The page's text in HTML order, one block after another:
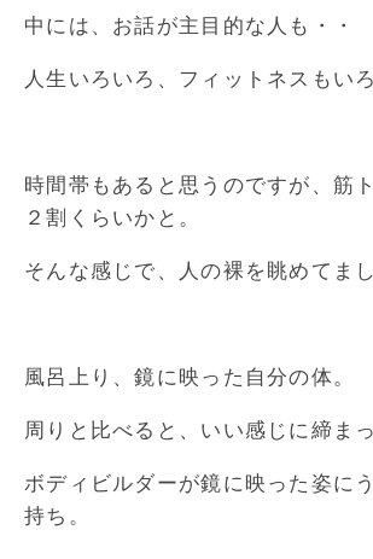
中には、お話が主目的な人も・・
人生いろいろ、フィットネスもい
時間帯もあると思うのですが、筋
２割くらいかと。
そんな感じで、人の裸を眺めてまし
風呂上り、鏡に映った自分の体。
周りと比べると、いい感じに締ま
ボディビルダーが鏡に映った姿に
持ち。